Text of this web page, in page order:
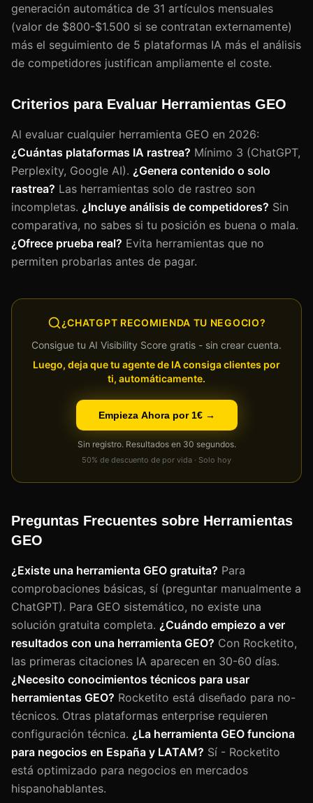
generación automática de 31 artículos mensuales
(valor de $800-$1.500 si se contratan externamente)
más el seguimiento de 5 plataformas IA más el análisis
de competidores justifican ampliamente el coste.
Criterios para Evaluar Herramientas GEO
Al evaluar cualquier herramienta GEO en 2026:
¿Cuántas plataformas IA rastrea? Mínimo 3 (ChatGPT,
Perplexity, Google AI). ¿Genera contenido o solo
rastrea? Las herramientas solo de rastreo son
incompletas. ¿Incluye análisis de competidores? Sin
comparativa, no sabes si tu posición es buena o mala.
¿Ofrece prueba real? Evita herramientas que no
permiten probarlas antes de pagar.
¿CHATGPT RECOMIENDA TU NEGOCIO?
Consigue tu AI Visibility Score gratis - sin crear cuenta.
Luego, deja que tu agente de IA consiga clientes por
ti, automáticamente.
Empieza Ahora por 1€ →
Sin registro. Resultados en 30 segundos.
50% de descuento de por vida · Solo hoy
Preguntas Frecuentes sobre Herramientas
GEO
¿Existe una herramienta GEO gratuita? Para
comprobaciones básicas, sí (preguntar manualmente a
ChatGPT). Para GEO sistemático, no existe una
solución gratuita completa. ¿Cuándo empiezo a ver
resultados con una herramienta GEO? Con Rocketito,
las primeras citaciones IA aparecen en 30-60 días.
¿Necesito conocimientos técnicos para usar
herramientas GEO? Rocketito está diseñado para no-
técnicos. Otras plataformas enterprise requieren
configuración técnica. ¿La herramienta GEO funciona
para negocios en España y LATAM? Sí - Rocketito
está optimizado para negocios en mercados
hispanohablantes.